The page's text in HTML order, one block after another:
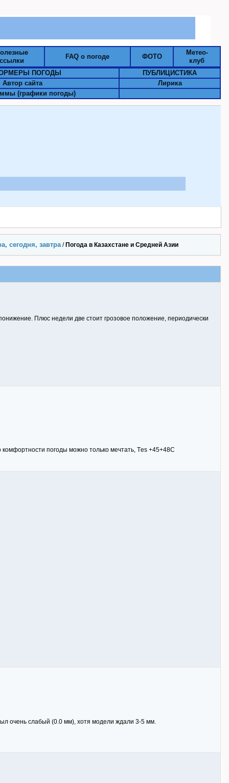
ссылки
FAQ о погоде ФОТО
Метео-
клуб
ПОГОДЫ
ПУБЛИЦИСТИКА
Автор сайта
Лирика
(графики погоды)
сегодня, завтра/ Погода в Казахстане и Средней Азии
Плюс недели две стоит грозовое положение, периодически
погоды можно только мечтать, Тes +45+48C
очень слабый (0.0 мм), хотя модели ждали 3-5 мм.